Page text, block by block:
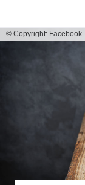
© Copyright: Facebook